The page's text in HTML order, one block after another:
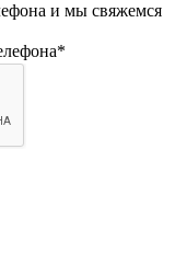
и мы свяжемся